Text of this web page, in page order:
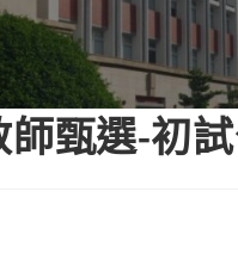
師甄選-初